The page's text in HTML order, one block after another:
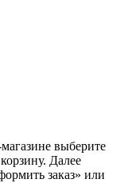
выберите
Далее
заказ» или